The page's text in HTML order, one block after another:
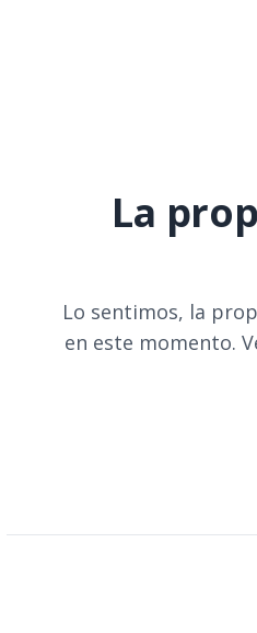
La
Lo sentimos, la
en este momento.